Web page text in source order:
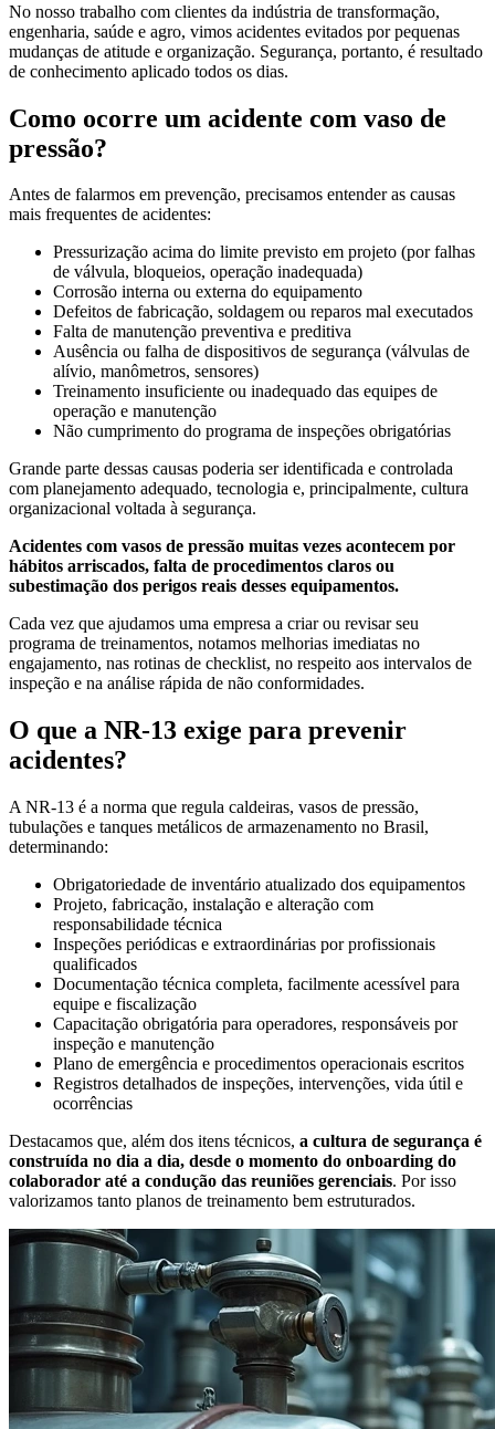
No nosso trabalho com clientes da indústria de transformação,
engenharia, saúde e agro, vimos acidentes evitados por pequenas
mudanças de atitude e organização. Segurança, portanto, é resultado
de conhecimento aplicado todos os dias.
Como ocorre um acidente com vaso de
pressão?
Antes de falarmos em prevenção, precisamos entender as causas
mais frequentes de acidentes:
Pressurização acima do limite previsto em projeto (por falhas
de válvula, bloqueios, operação inadequada)
Corrosão interna ou externa do equipamento
Defeitos de fabricação, soldagem ou reparos mal executados
Falta de manutenção preventiva e preditiva
Ausência ou falha de dispositivos de segurança (válvulas de
alívio, manômetros, sensores)
Treinamento insuficiente ou inadequado das equipes de
operação e manutenção
Não cumprimento do programa de inspeções obrigatórias
Grande parte dessas causas poderia ser identificada e controlada
com planejamento adequado, tecnologia e, principalmente, cultura
organizacional voltada à segurança.
Acidentes com vasos de pressão muitas vezes acontecem por
hábitos arriscados, falta de procedimentos claros ou
subestimação dos perigos reais desses equipamentos.
Cada vez que ajudamos uma empresa a criar ou revisar seu
programa de treinamentos, notamos melhorias imediatas no
engajamento, nas rotinas de checklist, no respeito aos intervalos de
inspeção e na análise rápida de não conformidades.
O que a NR-13 exige para prevenir
acidentes?
A NR-13 é a norma que regula caldeiras, vasos de pressão,
tubulações e tanques metálicos de armazenamento no Brasil,
determinando:
Obrigatoriedade de inventário atualizado dos equipamentos
Projeto, fabricação, instalação e alteração com
responsabilidade técnica
Inspeções periódicas e extraordinárias por profissionais
qualificados
Documentação técnica completa, facilmente acessível para
equipe e fiscalização
Capacitação obrigatória para operadores, responsáveis por
inspeção e manutenção
Plano de emergência e procedimentos operacionais escritos
Registros detalhados de inspeções, intervenções, vida útil e
ocorrências
Destacamos que, além dos itens técnicos, a cultura de segurança é
construída no dia a dia, desde o momento do onboarding do
colaborador até a condução das reuniões gerenciais. Por isso
valorizamos tanto planos de treinamento bem estruturados.